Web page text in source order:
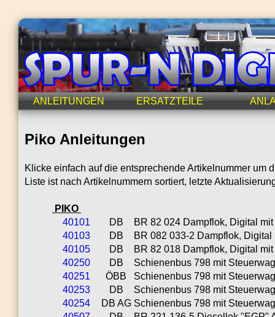
ANLEITUNGEN ERSATZTEILE
Piko Anleitungen
Klicke einfach auf die entsprechende Artikelnummer um
Liste ist nach Artikelnummern sortiert, letzte
PIKO
40101
DB
BR 82 024 Dampflok, Digital
40103
DB
BR 082 033-2 Dampflok,
40105
DB
BR 82 018 Dampflok, Digital
40250
DB
Schienenbus 798 mit
40251
ÖBB
Schienenbus 798 mit
40253
DB
Schienenbus 798 mit
40254
DB AG Schienenbus 798 mit